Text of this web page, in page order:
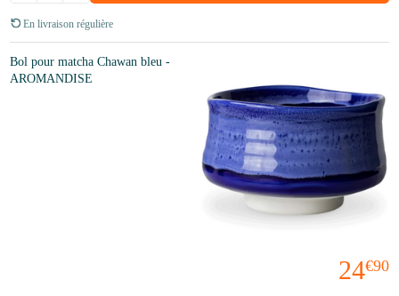
En livraison régulière
Bol pour matcha Chawan bleu -
AROMANDISE
24€90